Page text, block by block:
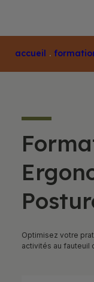
Accueil .
Optimisez votre
activités au fauteuil